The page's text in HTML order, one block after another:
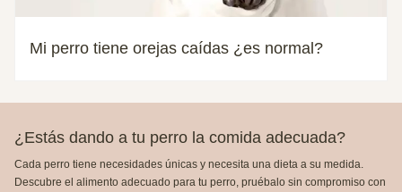
Mi perro tiene orejas caídas ¿es normal?
¿Estás dando a tu perro la comida adecuada?
Cada perro tiene necesidades únicas y necesita una dieta a su medida.
Descubre el alimento adecuado para tu perro, pruébalo sin compromiso con